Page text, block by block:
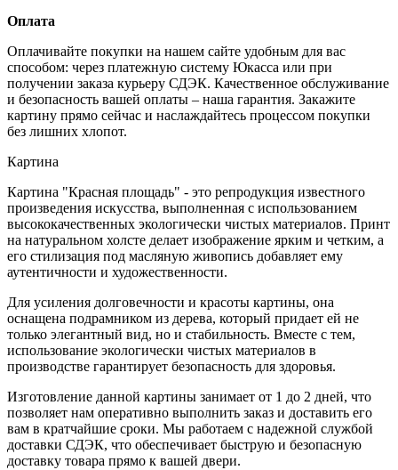
Оплата
Оплачивайте покупки на нашем сайте удобным для вас
способом: через платежную систему Юкасса или при
получении заказа курьеру СДЭК. Качественное обслуживание
и безопасность вашей оплаты – наша гарантия. Закажите
картину прямо сейчас и наслаждайтесь процессом покупки
без лишних хлопот.
Картина
Картина "Красная площадь" - это репродукция известного
произведения искусства, выполненная с использованием
высококачественных экологически чистых материалов. Принт
на натуральном холсте делает изображение ярким и четким, а
его стилизация под масляную живопись добавляет ему
аутентичности и художественности.
Для усиления долговечности и красоты картины, она
оснащена подрамником из дерева, который придает ей не
только элегантный вид, но и стабильность. Вместе с тем,
использование экологически чистых материалов в
производстве гарантирует безопасность для здоровья.
Изготовление данной картины занимает от 1 до 2 дней, что
позволяет нам оперативно выполнить заказ и доставить его
вам в кратчайшие сроки. Мы работаем с надежной службой
доставки СДЭК, что обеспечивает быструю и безопасную
доставку товара прямо к вашей двери.